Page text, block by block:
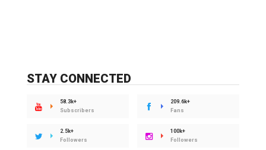
STAY CONNECTED
58.3k+
Subscribers
209.6k+
Fans
2.5k+
Followers
100k+
Followers